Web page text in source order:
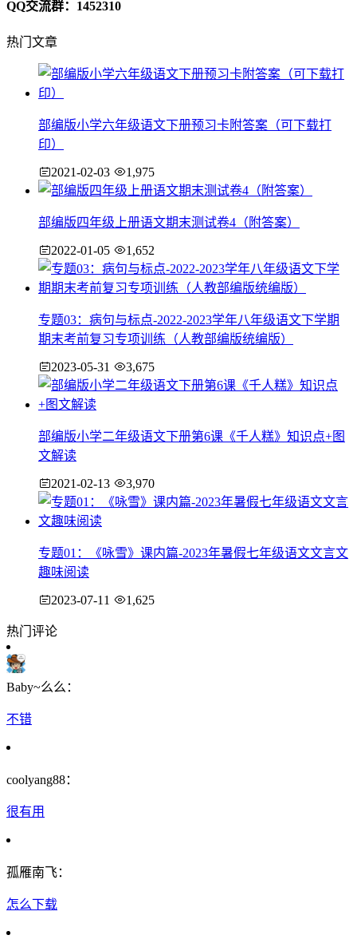
QQ交流群：1452310
热门文章
部编版小学六年级语文下册预习卡附答案（可下载打
印）
2021-02-03 1,975
部编版四年级上册语文期末测试卷4（附答案）
2022-01-05 1,652
专题03：病句与标点-2022-2023学年八年级语文下学期
期末考前复习专项训练（人教部编版统编版）
2023-05-31 3,675
部编版小学二年级语文下册第6课《千人糕》知识点+图
文解读
2021-02-13 3,970
专题01：《咏雪》课内篇-2023年暑假七年级语文文言文
趣味阅读
2023-07-11 1,625
热门评论
Baby~么么：
不错
coolyang88：
很有用
孤雁南飞：
怎么下载